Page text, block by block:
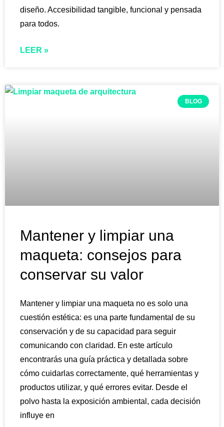
diseño. Accesibilidad tangible, funcional y pensada
para todos.
LEER »
BLOG
Mantener y limpiar una
maqueta: consejos para
conservar su valor
Mantener y limpiar una maqueta no es solo una
cuestión estética: es una parte fundamental de su
conservación y de su capacidad para seguir
comunicando con claridad. En este artículo
encontrarás una guía práctica y detallada sobre
cómo cuidarlas correctamente, qué herramientas y
productos utilizar, y qué errores evitar. Desde el
polvo hasta la exposición ambiental, cada decisión
influye en